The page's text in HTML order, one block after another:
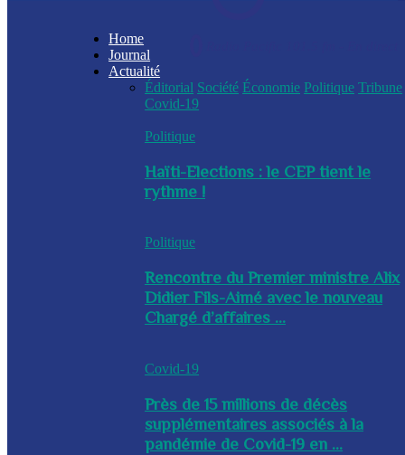
Home
Journal
Actualité
Éditorial Société Économie Politique Tribune
Covid-19
Politique
Haïti-Elections : le CEP tient le
rythme !
Politique
Rencontre du Premier ministre Alix
Didier Fils-Aimé avec le nouveau
Chargé d’affaires ...
Covid-19
Près de 15 millions de décès
supplémentaires associés à la
pandémie de Covid-19 en ...